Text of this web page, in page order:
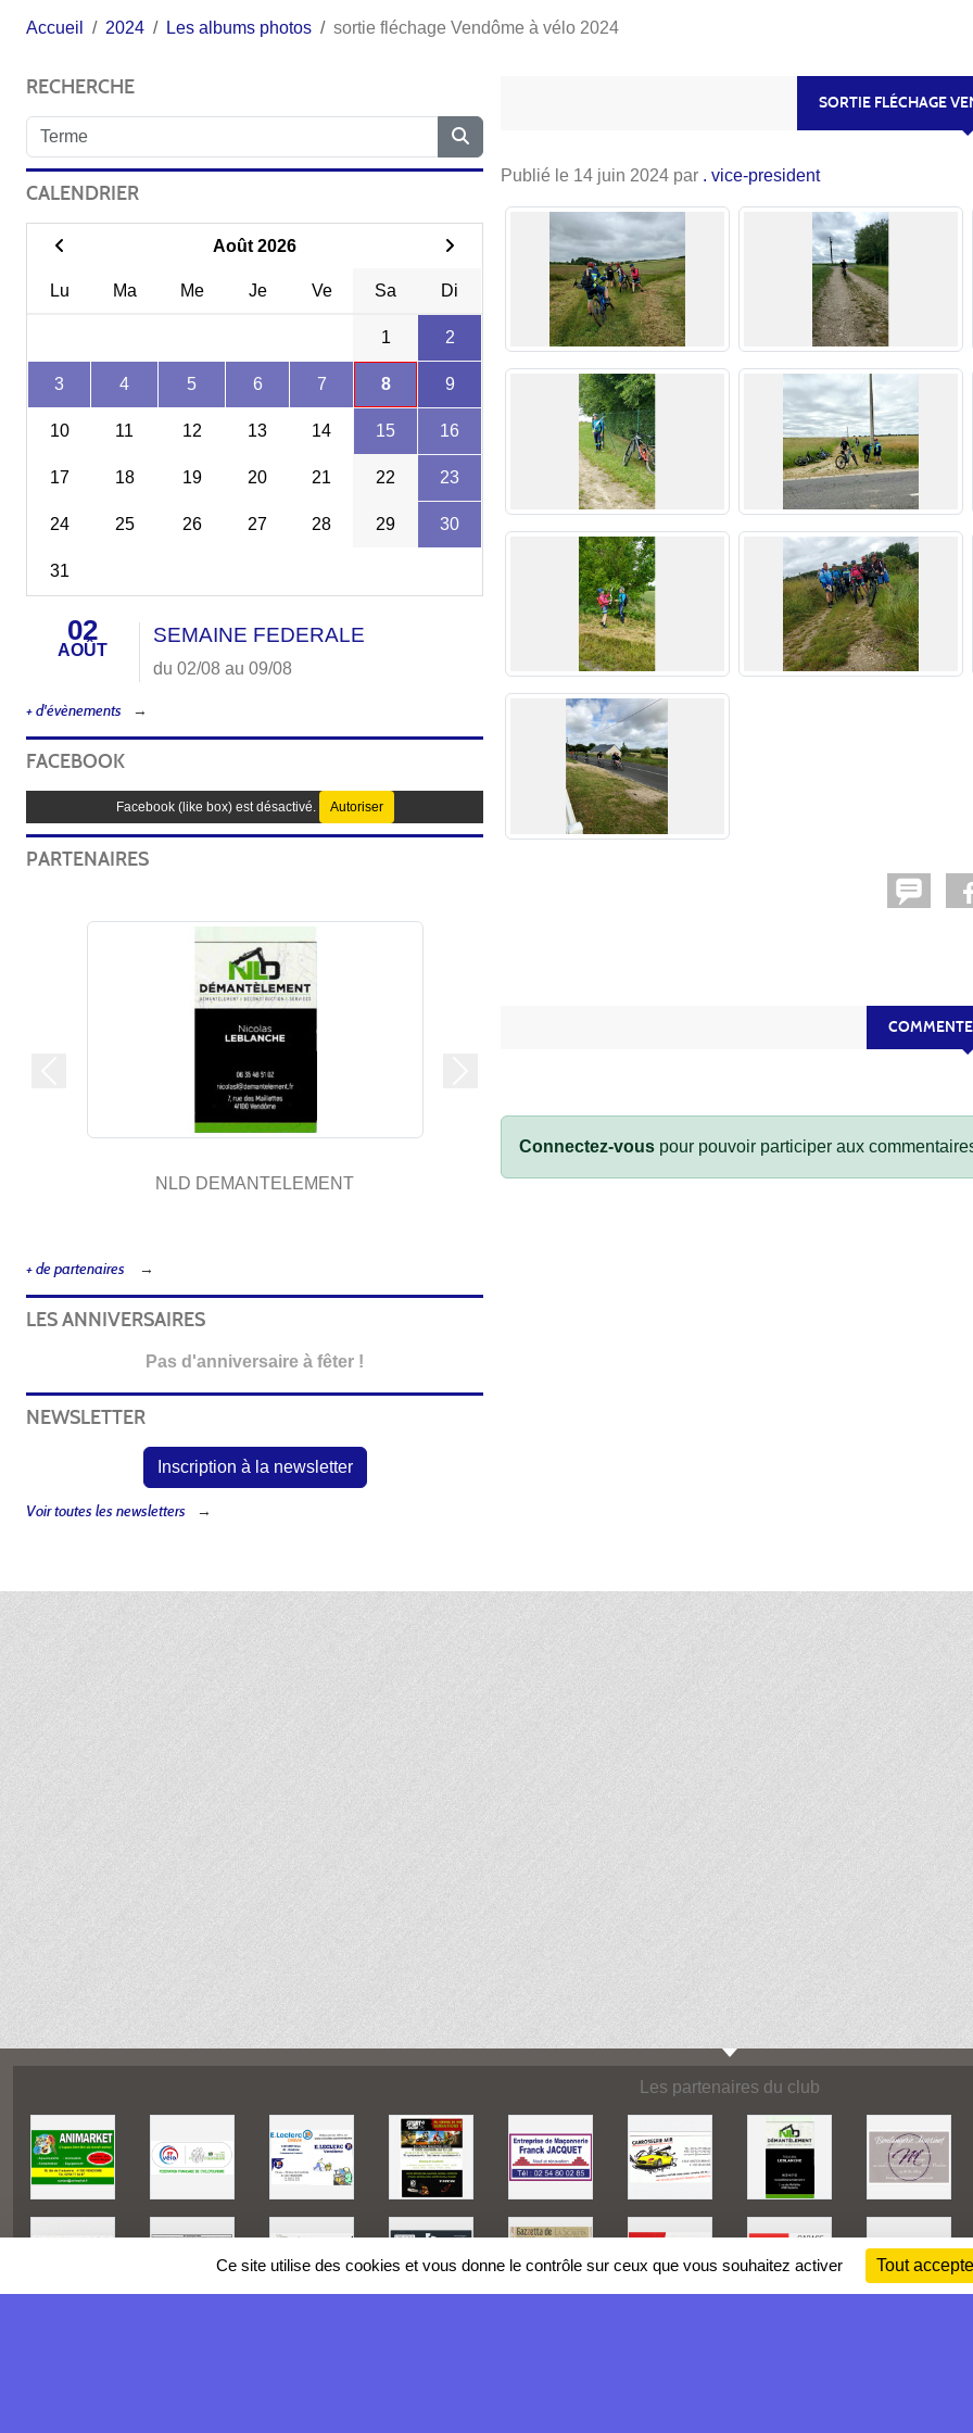
Accueil 2024 Les albums photos sortie fléchage Vendôme à vélo 2024
SORTIE FLÉCHAGE
Publié le 14 juin 2024 par . vice-president
Connectez-vous pour pouvoir participer aux
RECHERCHE
CALENDRIER
Août 2026
Lu Ma Me Je Ve Sa Di
1 2
3 4 5 6 7 8 9
10 11 12 13 14 15 16
17 18 19 20 21 22 23
24 25 26 27 28 29 30
31
02
AOÛT
SEMAINE FEDERALE
du 02/08 au 09/08
+ d'évènements
FACEBOOK
Facebook (like box) est désactivé. Autoriser
PARTENAIRES
NLD DEMANTELEMENT CO-DEP 41
+ de partenaires
LES ANNIVERSAIRES
Pas d'anniversaire à fêter !
NEWSLETTER
Inscription à la newsletter
Voir toutes les newsletters
Les partenaires du club
Ce site utilise des cookies et vous donne le contrôle sur ceux que vous souhaitez activer Tout